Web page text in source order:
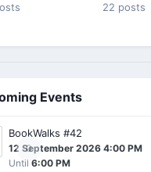
22 posts
Events
0
BookWalks #42
12 September 2026 4:00 PM
Until 6:00 PM